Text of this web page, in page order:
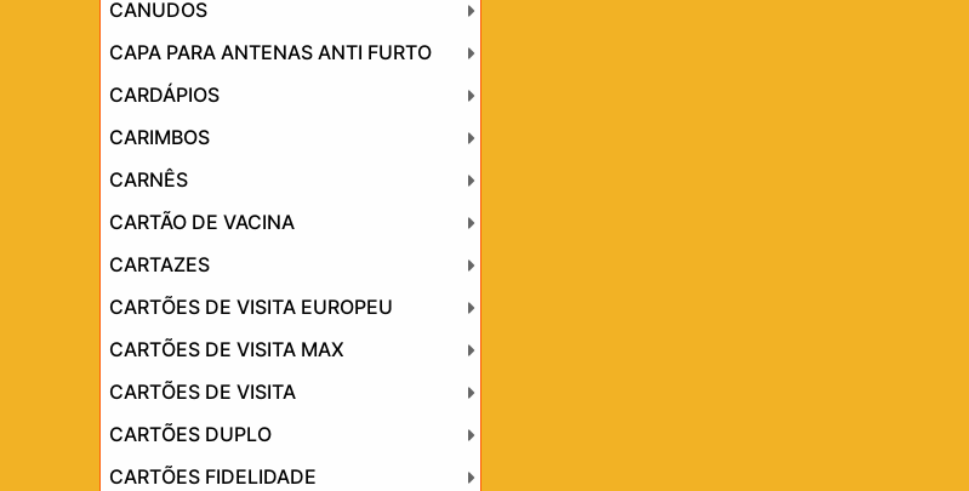
CANUDOS
CAPA PARA ANTENAS ANTI FURTO
CARDÁPIOS
CARIMBOS
CARNÊS
CARTÃO DE VACINA
CARTAZES
CARTÕES DE VISITA EUROPEU
CARTÕES DE VISITA MAX
CARTÕES DE VISITA
CARTÕES DUPLO
CARTÕES FIDELIDADE